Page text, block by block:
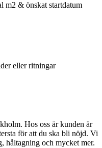
m2 & önskat startdatum
eller ritningar
Hos oss är kunden är
för att du ska bli nöjd. Vi
håltagning och mycket mer.